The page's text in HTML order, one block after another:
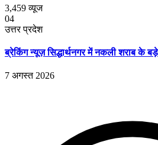
3,459व्यूज
04
उत्तर प्रदेश
ब्रेकिंग न्यूज़ सिद्धार्थनगर में नकली शराब के
7 अगस्त 2026